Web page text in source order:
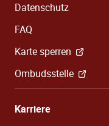
Datenschutz
FAQ
Karte sperren
Ombudsstelle
Karriere